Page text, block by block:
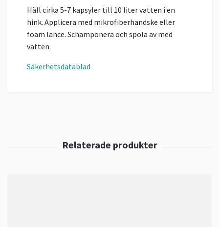
Häll cirka 5-7 kapsyler till 10 liter vatten i en
hink. Applicera med mikrofiberhandske eller
foam lance. Schamponera och spola av med
vatten.
Säkerhetsdatablad